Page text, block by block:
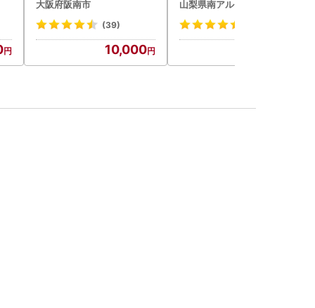
大阪府阪南市
(39)
10,000
山梨県南アルプス市